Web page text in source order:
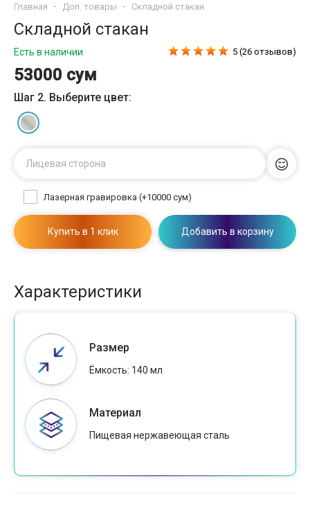
Главная Доп. товары Складной стакан
Складной стакан
Есть в наличии
53000 сум
5 (26 отзывов)
Шаг 2. Выберите цвет:
Лицевая сторона
Лазерная гравировка (+10000 сум)
Купить в 1 клик Добавить в корзину
Характеристики
Размер
Ёмкость: 140 мл
Материал
Пищевая нержавеющая сталь